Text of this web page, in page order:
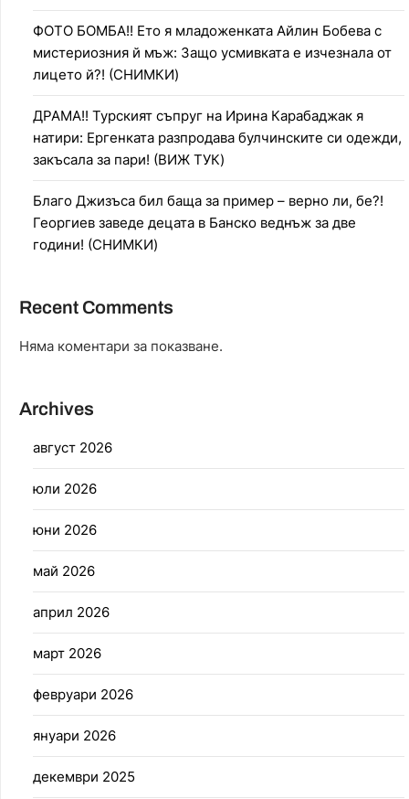
ФОТО БОМБА!! Ето я младоженката Айлин Бобева с
мистериозния й мъж: Защо усмивката е изчезнала от
лицето й?! (СНИМКИ)
ДРАМА!! Турският съпруг на Ирина Карабаджак я
натири: Ергенката разпродава булчинските си одежди,
закъсала за пари! (ВИЖ ТУК)
Благо Джизъса бил баща за пример – верно ли, бе?!
Георгиев заведе децата в Банско веднъж за две
години! (СНИМКИ)
Recent Comments
Няма коментари за показване.
Archives
август 2026
юли 2026
юни 2026
май 2026
април 2026
март 2026
февруари 2026
януари 2026
декември 2025